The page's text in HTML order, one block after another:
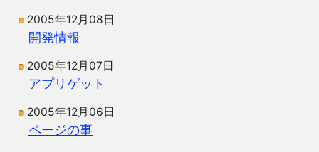
2005年12月08日
開発情報
2005年12月07日
アプリゲット
2005年12月06日
ページの事